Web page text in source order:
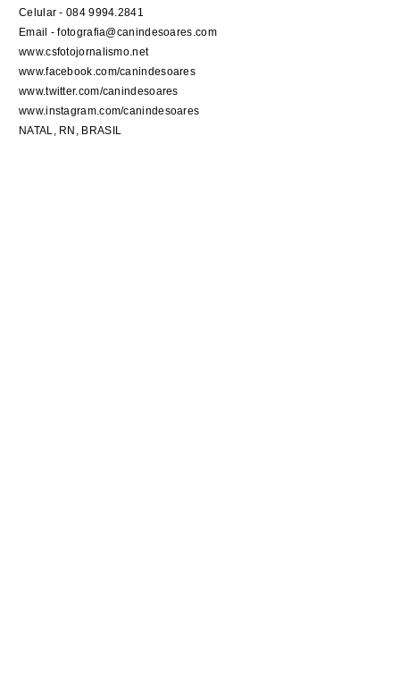
Celular - 084 9994.2841
Email - fotografia@canindesoares.com
www.csfotojornalismo.net
www.facebook.com/canindesoares
www.twitter.com/canindesoares
www.instagram.com/canindesoares
NATAL, RN, BRASIL